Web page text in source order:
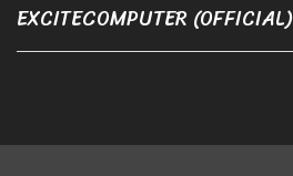
EXCITECOMPUTER (OFFICIAL)